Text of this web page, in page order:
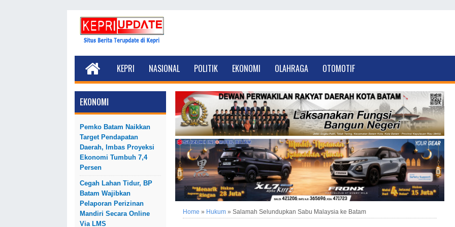
KEPRI NASIONAL POLITIK EKONOMI OLAHRAGA OTOMOTIF
EKONOMI
Pemko Batam Naikkan
Target Pendapatan
Daerah, Imbas Proyeksi
Ekonomi Tumbuh 7,4
Persen
Cegah Lahan Tidur, BP
Batam Wajibkan
Pelaporan Perizinan
Mandiri Secara Online
Via LMS
Home » Hukum » Salamah Selundupkan Sabu Malaysia ke Batam